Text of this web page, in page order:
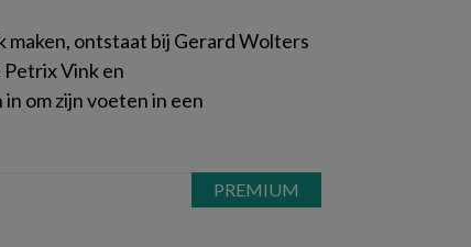
ontstaat bij Gerard Wolters
Vink en
om zijn voeten in een